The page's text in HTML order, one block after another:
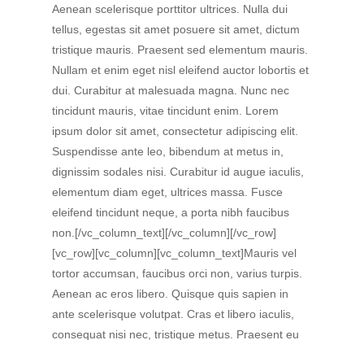
Aenean scelerisque porttitor ultrices. Nulla dui
tellus, egestas sit amet posuere sit amet, dictum
tristique mauris. Praesent sed elementum mauris.
Nullam et enim eget nisl eleifend auctor lobortis et
dui. Curabitur at malesuada magna. Nunc nec
tincidunt mauris, vitae tincidunt enim. Lorem
ipsum dolor sit amet, consectetur adipiscing elit.
Suspendisse ante leo, bibendum at metus in,
dignissim sodales nisi. Curabitur id augue iaculis,
elementum diam eget, ultrices massa. Fusce
eleifend tincidunt neque, a porta nibh faucibus
non.[/vc_column_text][/vc_column][/vc_row]
[vc_row][vc_column][vc_column_text]Mauris vel
tortor accumsan, faucibus orci non, varius turpis.
Aenean ac eros libero. Quisque quis sapien in
ante scelerisque volutpat. Cras et libero iaculis,
consequat nisi nec, tristique metus. Praesent eu